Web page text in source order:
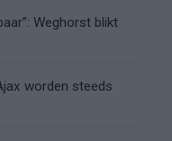
Weghorst blikt
worden steeds